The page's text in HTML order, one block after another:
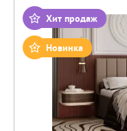
Хит продаж
Новинка